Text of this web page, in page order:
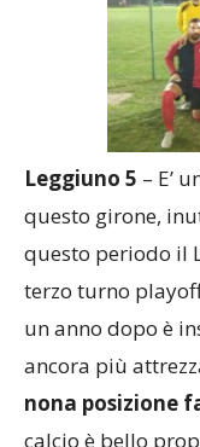
Leggiuno 5– E’
questo girone,
questo periodo il
terzo turno
un anno dopo è
ancora più